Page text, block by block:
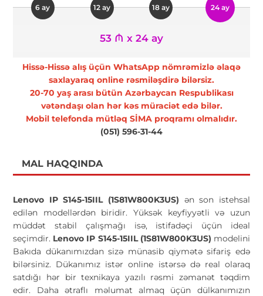
6 ay 12 ay 18 ay 24 ay
53 ₼ x 24 ay
Hissə-Hissə alış üçün WhatsApp nömrəmizlə əlaqə
saxlayaraq online rəsmiləşdirə bilərsiz.
20-70 yaş arası bütün Azərbaycan Respublikası
vətəndaşı olan hər kəs müraciət edə bilər.
Mobil telefonda mütləq SİMA proqramı olmalıdır.
(051) 596-31-44
MAL HAQQINDA
Lenovo IP S145-15IIL (1S81W800K3US) ən son istehsal
edilən modellərdən biridir. Yüksək keyfiyyətli və uzun
müddət stabil çalışmağı isə, istifadəçi üçün ideal
seçimdir. Lenovo IP S145-15IIL (1S81W800K3US) modelini
Bakıda dükanımızdan sizə münasib qiymətə sifariş edə
bilərsiniz. Dükanımız istər online istərsə də real olaraq
satdığı hər bir texnikaya yazılı rəsmi zəmanət təqdim
edir. Daha ətraflı məlumat almaq üçün dülkanımızın